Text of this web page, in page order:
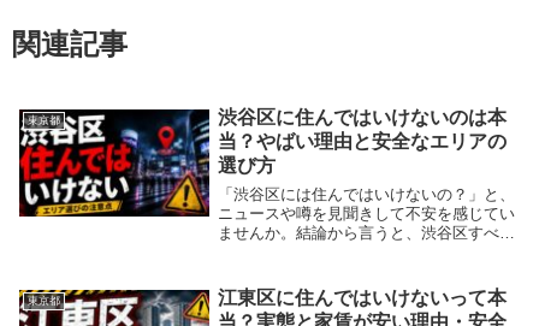
関連記事
東京都
渋谷区に住んではいけないのは本
当？やばい理由と安全なエリアの
選び方
「渋谷区には住んではいけないの？」と、
ニュースや噂を見聞きして不安を感じてい
ませんか。結論から言うと、渋谷区すべて
前の繁華街や一部の路地裏など、夜間に治
安が悪化する...
東京都
江東区に住んではいけないって本
当？実態と家賃が安い理由・安全